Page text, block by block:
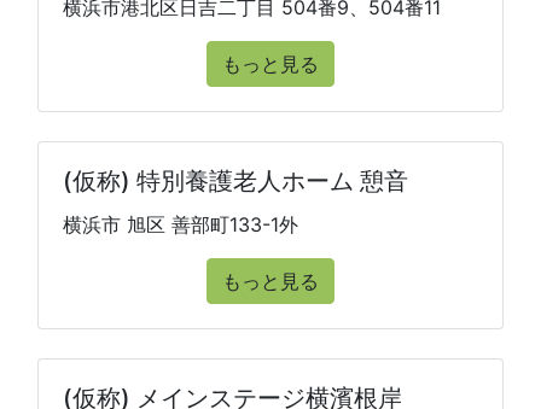
横浜市港北区日吉二丁目 504番9、504番11
もっと見る
(仮称) 特別養護老人ホーム 憩音
横浜市 旭区 善部町133-1外
もっと見る
(仮称) メインステージ横濱根岸